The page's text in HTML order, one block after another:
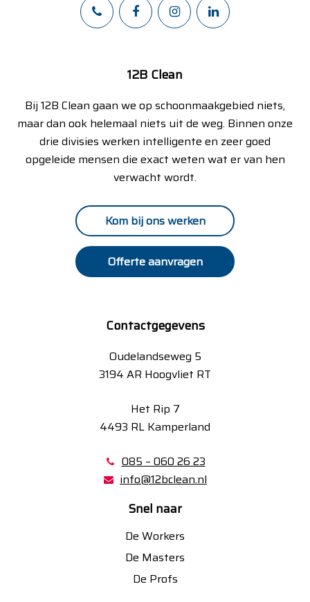
12B Clean
Bij 12B Clean gaan we op schoonmaakgebied niets,
maar dan ook helemaal niets uit de weg. Binnen onze
drie divisies werken intelligente en zeer goed
opgeleide mensen die exact weten wat er van hen
verwacht wordt.
Kom bij ons werken
Offerte aanvragen
Contactgegevens
Oudelandseweg 5
3194 AR Hoogvliet RT
Het Rip 7
4493 RL Kamperland
085 – 060 26 23
info@12bclean.nl
Snel naar
De Workers
De Masters
De Profs